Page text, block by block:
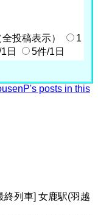
投稿表示）
1
日 5件/1日
posts in this
終列車] 女鹿駅(羽越